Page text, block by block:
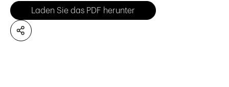
Laden Sie das PDF herunter